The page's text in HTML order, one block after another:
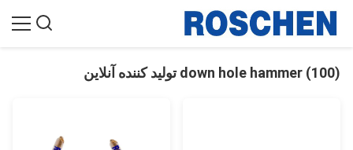
down hole hammer (100) تولید کننده آنلاین